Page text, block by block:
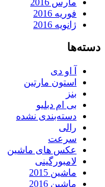
فوریه 2016
ژانویه 2016
دسته‌ها
آ او دی
استون مارتین
بنز
بی ام دبلیو
دسته‌بندی نشده
رالی
سرعت
عکس های ماشین
لامبورگینی
ماشین 2015
ماشین 2016